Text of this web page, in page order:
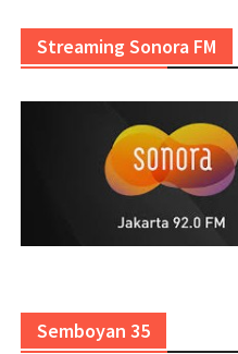
Streaming Sonora FM
Semboyan 35